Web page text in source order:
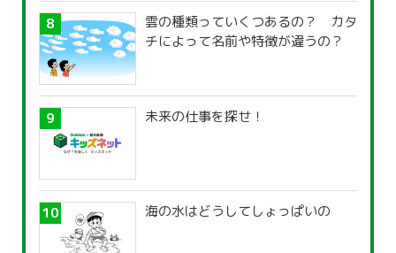
雲の種類っていくつあるの？ カタ
チによって名前や特徴が違うの？
未来の仕事を探せ！
海の水はどうしてしょっぱいの